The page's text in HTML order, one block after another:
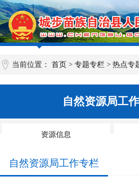
当前位置：首页 >专题专栏 >热点专
自然资源局工
资源信息
自然资源局工作专栏